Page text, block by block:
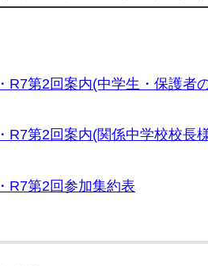
・R7第2回案内(中学生・保護者
・R7第2回案内(関係中学校校長
・R7第2回参加集約表